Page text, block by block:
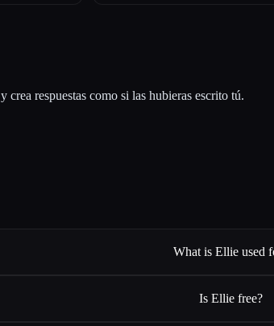
crea respuestas como si las hubieras escrito tú.
What is Ellie used
Is Ellie free?